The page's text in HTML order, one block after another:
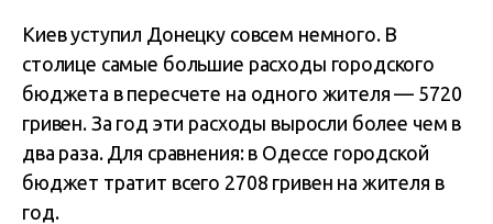
Киев уступил Донецку совсем немного. В
столице самые большие расходы городского
бюджета в пересчете на одного жителя — 5720
гривен. За год эти расходы выросли более чем в
два раза. Для сравнения: в Одессе городской
бюджет тратит всего 2708 гривен на жителя в
год.